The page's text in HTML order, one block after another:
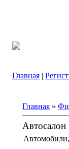
Главная |
Главная »